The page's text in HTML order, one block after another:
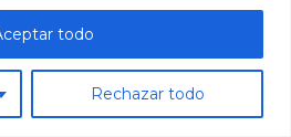
Rechazar todo
todo
tráfico grabadora
del 1.9.02:bomba
para control dinámico del